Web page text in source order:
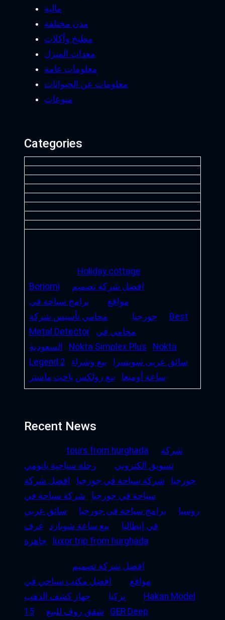
مالية
مدن مختلفة
مطبخ وأكلات
معدات المنزل
معلومات عامة
معلومات عن الحيوانات
منوعات
Categories
Holiday cottage
Borjomi
افضل شركة تصميم
مواقع
برامج سياحة في
جورجيا
محامي تأسيس شركة
Best
Metal Detector
محامي في
السعودية
Nokta Simplex Plus
Nokta
Legend 2
سائق عربى سويسرا
بيع وشراء
ساعة أوميغا
بيع رولكس ياخت ماستر
Recent News
tours from hurghada
شركة
تسويق الكتروني
رحلة سياحية باتومي
جورجيا
شركة سياحة في جورجيا
افضل شركة
سياحة في جورجيا
شركة سياحة في
روسيا
برامج سياحة في جورجيا
سائق عربي
في إيطاليا
بيع ساعة شوبارد
غرف
جاهزة
luxor trip from hurghada
افضل شركة تصميم
مواقع
افضل مكتب سياحي في
تركيا
جهاز كشف الذهب
Hakan Model
15
شقق روف للبيع GER Deep